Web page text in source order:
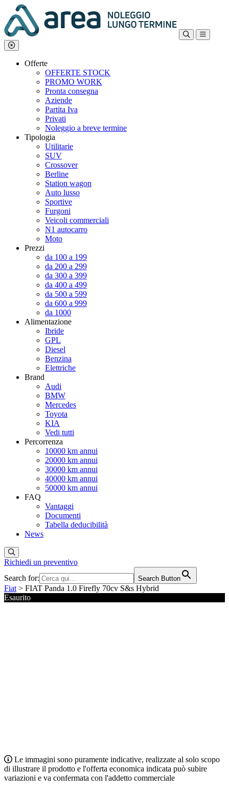
Offerte
OFFERTE STOCK
PROMO WORK
Pronta consegna
Aziende
Partita Iva
Privati
Noleggio a breve termine
Tipologia
Utilitarie
SUV
Crossover
Berline
Station wagon
Auto lusso
Sportive
Furgoni
Veicoli commerciali
N1 autocarro
Moto
Prezzi
da 100 a 199
da 200 a 299
da 300 a 399
da 400 a 499
da 500 a 599
da 600 a 999
da 1000
Alimentazione
Ibride
GPL
Diesel
Benzina
Elettriche
Brand
Audi
BMW
Mercedes
Toyota
KIA
Vedi tutti
Percorrenza
10000 km annui
20000 km annui
30000 km annui
40000 km annui
50000 km annui
FAQ
Vantaggi
Documenti
Tabella deducibilità
News
Richiedi un preventivo
Search for:
Search Button
Fiat > FIAT Panda 1.0 Firefly 70cv S&s Hybrid
Esaurito
Le immagini sono puramente indicative, realizzate al solo scopo
di illustrare il prodotto e l'offerta economica indicata può subire
variazioni e va confermata con l'addetto commerciale